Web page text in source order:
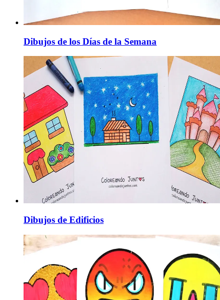
Dibujos de los Días de la Semana
Dibujos de Edificios